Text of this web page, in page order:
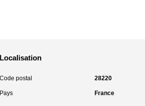
Localisation
Code postal 28220
Pays France